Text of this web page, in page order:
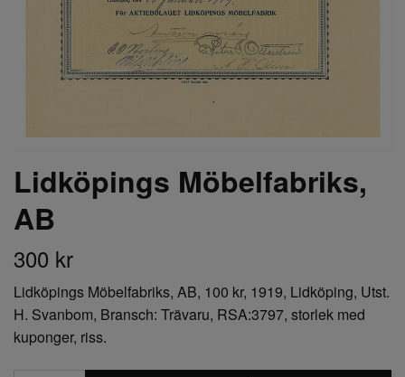
Lidköpings Möbelfabriks,
AB
300 kr
Lidköpings Möbelfabriks, AB, 100 kr, 1919, Lidköping, Utst.
H. Svanbom, Bransch: Trävaru, RSA:3797, storlek med
kuponger, riss.